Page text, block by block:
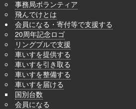
事務局ボランティア
飛んでけとは
会員になる・寄付等で支援する
20周年記念ロゴ
リングプルで支援
車いすを提供する
車いすを引き取る
車いすを整備する
車いすを届ける
国別台数
会員になる